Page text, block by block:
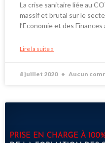
La crise sanitaire liée au
massif et brutal sur le
l’Economie et des Finances
Lire la suite »
8 juillet 2020 Aucun